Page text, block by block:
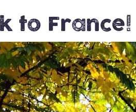
to France!